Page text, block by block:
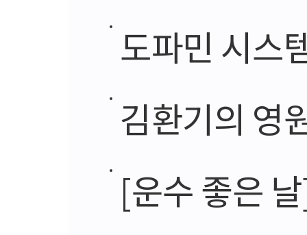
도파민 시스
김환기의 영원한
[운수 좋은